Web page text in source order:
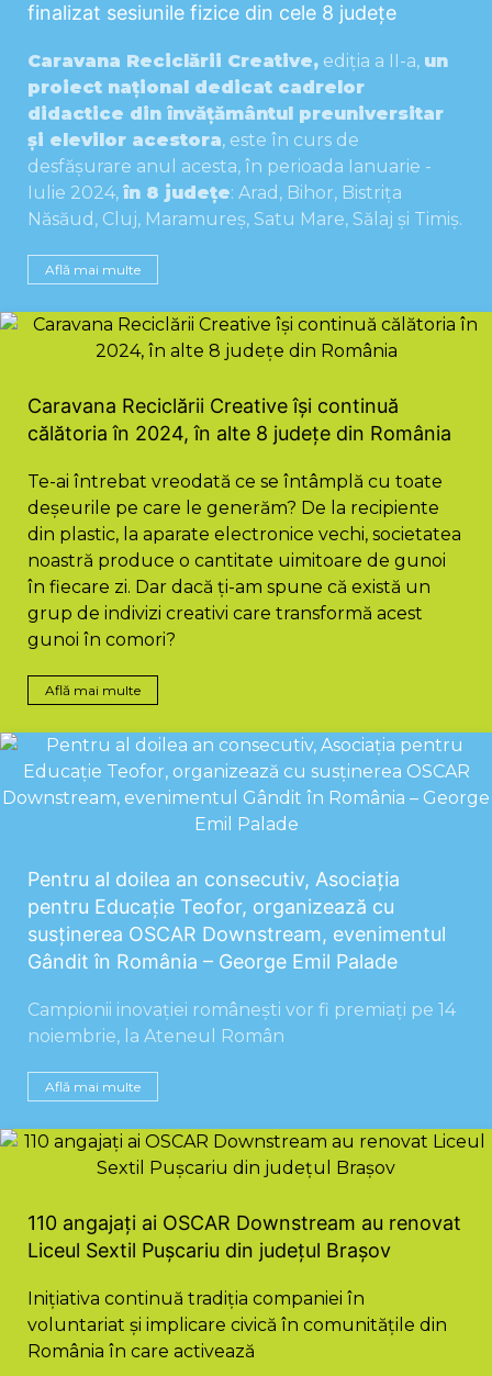
finalizat sesiunile fizice din cele 8 județe
Caravana Reciclării Creative, ediția a II-a, un
proiect național dedicat cadrelor
didactice din învățământul preuniversitar
și elevilor acestora, este în curs de
desfășurare anul acesta, în perioada Ianuarie -
Iulie 2024, în 8 județe: Arad, Bihor, Bistrița
Năsăud, Cluj, Maramureș, Satu Mare, Sălaj și Timiș.
Află mai multe
Caravana Reciclării Creative își continuă
călătoria în 2024, în alte 8 județe din România
Te-ai întrebat vreodată ce se întâmplă cu toate
deșeurile pe care le generăm? De la recipiente
din plastic, la aparate electronice vechi, societatea
noastră produce o cantitate uimitoare de gunoi
în fiecare zi. Dar dacă ți-am spune că există un
grup de indivizi creativi care transformă acest
gunoi în comori?
Află mai multe
Pentru al doilea an consecutiv, Asociația
pentru Educație Teofor, organizează cu
susținerea OSCAR Downstream, evenimentul
Gândit în România – George Emil Palade
Campionii inovației românești vor fi premiați pe 14
noiembrie, la Ateneul Român
Află mai multe
110 angajați ai OSCAR Downstream au renovat
Liceul Sextil Pușcariu din județul Brașov
Inițiativa continuă tradiția companiei în
voluntariat și implicare civică în comunitățile din
România în care activează